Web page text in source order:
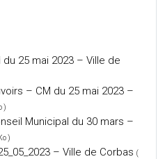
25 mai 2023 – Ville de
– CM du 25 mai 2023 –
)
Municipal du 30 mars –
)
– Ville de Corbas (